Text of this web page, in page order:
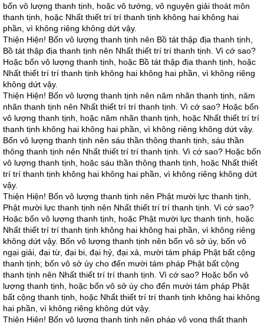
bốn vô lượng thanh tịnh, hoặc vô tướng, vô nguyện giải thoát môn
thanh tịnh, hoặc Nhất thiết trí trí thanh tịnh không hai không hai
phần, vì không riêng không dứt vậy.
Thiện Hiện! Bốn vô lượng thanh tịnh nên Bồ tát thập địa thanh tịnh,
Bồ tát thập địa thanh tịnh nên Nhất thiết trí trí thanh tịnh. Vì cớ sao?
Hoặc bốn vô lượng thanh tịnh, hoặc Bồ tát thập địa thanh tịnh, hoặc
Nhất thiết trí trí thanh tịnh không hai không hai phần, vì không riêng
không dứt vậy.
Thiện Hiện! Bốn vô lượng thanh tịnh nên năm nhãn thanh tịnh, năm
nhãn thanh tịnh nên Nhất thiết trí trí thanh tịnh. Vì cớ sao? Hoặc bốn
vô lượng thanh tịnh, hoặc năm nhãn thanh tịnh, hoặc Nhất thiết trí trí
thanh tịnh không hai không hai phần, vì không riêng không dứt vậy.
Bốn vô lượng thanh tịnh nên sáu thần thông thanh tịnh, sáu thần
thông thanh tịnh nên Nhất thiết trí trí thanh tịnh. Vì cớ sao? Hoặc bốn
vô lượng thanh tịnh, hoặc sáu thần thông thanh tịnh, hoặc Nhất thiết
trí trí thanh tịnh không hai không hai phần, vì không riêng không dứt
vậy.
Thiện Hiện! Bốn vô lượng thanh tịnh nên Phật mười lực thanh tịnh,
Phật mười lực thanh tịnh nên Nhất thiết trí trí thanh tịnh. Vì cớ sao?
Hoặc bốn vô lượng thanh tịnh, hoặc Phật mười lực thanh tịnh, hoặc
Nhất thiết trí trí thanh tịnh không hai không hai phần, vì không riêng
không dứt vậy. Bốn vô lượng thanh tịnh nên bốn vô sở úy, bốn vô
ngại giải, đại từ, đại bi, đại hỷ, đại xả, mười tám pháp Phật bất cộng
thanh tịnh; bốn vô sở úy cho đến mười tám pháp Phật bất cộng
thanh tịnh nên Nhất thiết trí trí thanh tịnh. Vì cớ sao? Hoặc bốn vô
lượng thanh tịnh, hoặc bốn vô sở úy cho đến mười tám pháp Phật
bất cộng thanh tịnh, hoặc Nhất thiết trí trí thanh tịnh không hai không
hai phần, vì không riêng không dứt vậy.
Thiện Hiện! Bốn vô lượng thanh tịnh nên pháp vô vong thất thanh